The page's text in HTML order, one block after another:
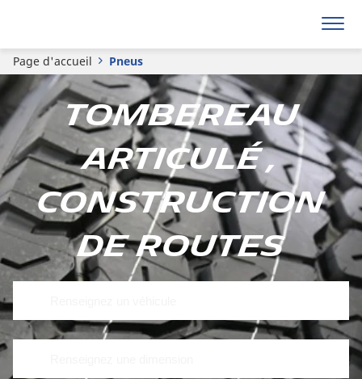
Page d'accueil Pneus
Tombereau
articulé ,
Construction
de routes